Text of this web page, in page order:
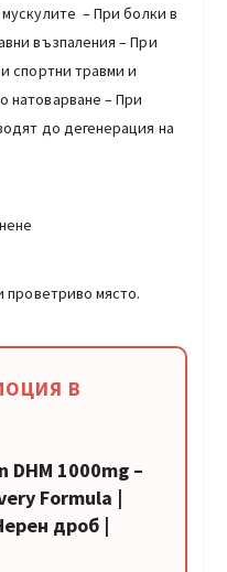
– При болки в
възпаления – При
спортни травми и
натоварване – При
до дегенерация на
проветриво място.
В
1000mg –
Formula |
дроб |